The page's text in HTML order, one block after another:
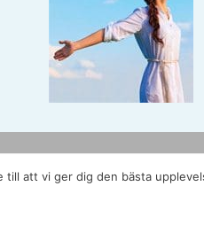
till att vi ger dig den bästa